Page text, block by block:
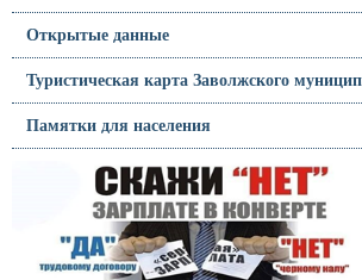
Открытые данные
Туристическая карта Заволжского
Памятки для населения